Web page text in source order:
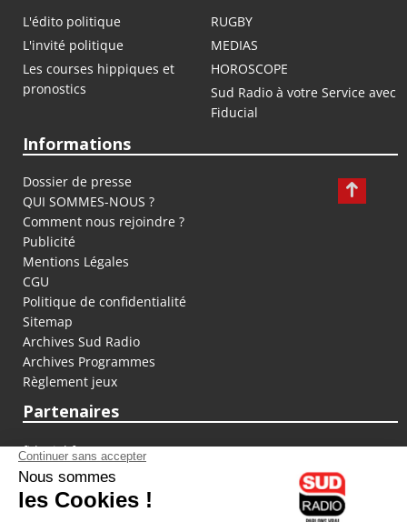
L'édito politique
RUGBY
L'invité politique
MEDIAS
Les courses hippiques et
pronostics
HOROSCOPE
Sud Radio à votre Service avec
Fiducial
Informations
Dossier de presse
QUI SOMMES-NOUS ?
Comment nous rejoindre ?
Publicité
Mentions Légales
CGU
Politique de confidentialité
Sitemap
Archives Sud Radio
Archives Programmes
Règlement jeux
Partenaires
fiducial.fr
lyoncapitale.fr
olympique-et-lyonnais.com